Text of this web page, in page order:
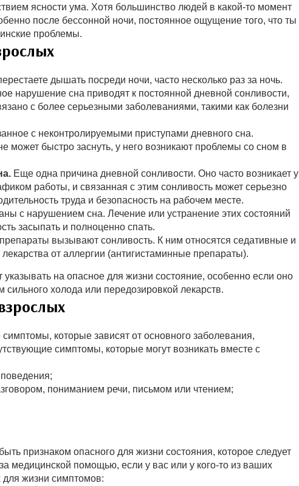
ясности ума. Хотя большинство людей в какой-то момент
после бессонной ночи, постоянное ощущение того, что ты
проблемы.
дышать посреди ночи, часто несколько раз за ночь.
нарушение сна приводят к постоянной дневной сонливости,
с более серьезными заболеваниями, такими как болезни
с неконтролируемыми приступами дневного сна.
может быстро заснуть, у него возникают проблемы со сном в
Еще одна причина дневной сонливости. Оно часто возникает у
работы, и связанная с этим сонливость может серьезно
труда и безопасность на рабочем месте.
с нарушением сна. Лечение или устранение этих состояний
засыпать и полноценно спать.
вызывают сонливость. К ним относятся седативные и
от аллергии (антигистаминные препараты).
на опасное для жизни состояние, особенно если оно
холода или передозировкой лекарств.
которые зависят от основного заболевания,
симптомы, которые могут возникать вместе с
пониманием речи, письмом или чтением;
признаком опасного для жизни состояния, которое следует
медицинской помощью, если у вас или у кого-то из ваших
для жизни симптомов: